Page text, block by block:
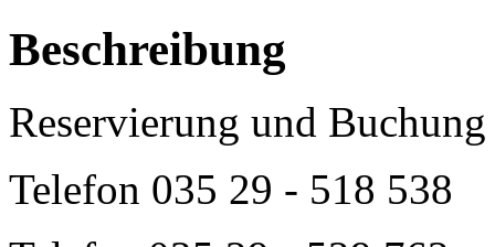
Beschreibung
Reservierung und
Telefon 035 29 - 518 538